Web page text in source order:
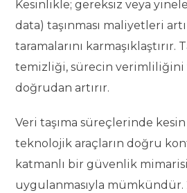
Kesinlikle; gereksiz veya
data) taşınması maliyetleri
taramalarını karmaşıklaştırır.
temizliği, sürecin verimliliğini
doğrudan artırır.
Veri taşıma süreçlerinde
teknolojik araçların doğru
katmanlı bir güvenlik
uygulanmasıyla mümkündür.